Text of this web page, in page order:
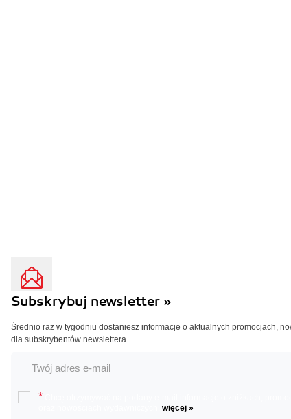
Subskrybuj newsletter »
Średnio raz w tygodniu dostaniesz informacje o aktualnych promocjach,
dla subskrybentów newslettera.
*
więcej »